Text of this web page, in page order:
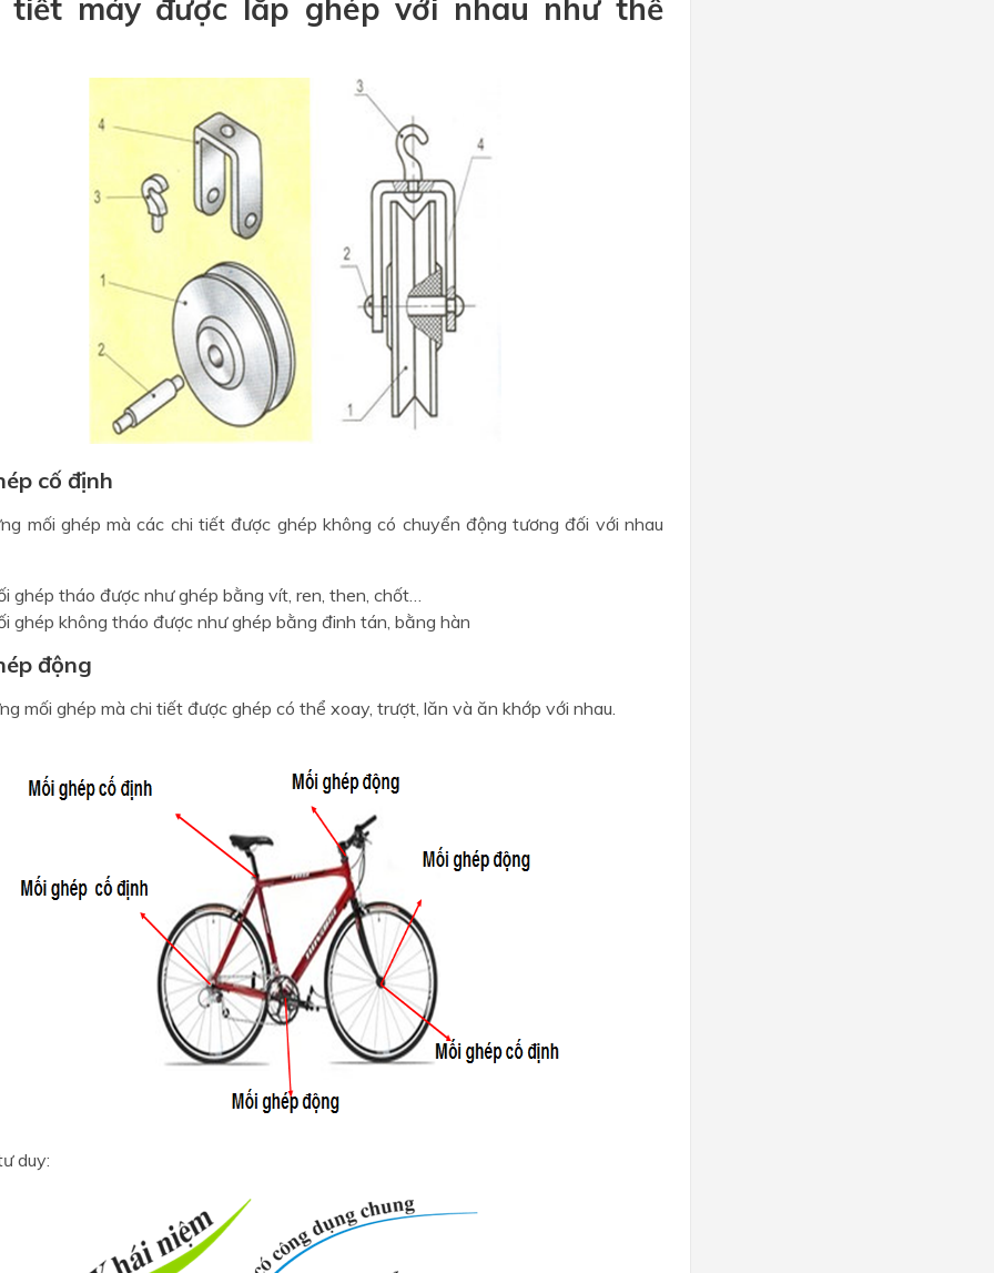
tiết máy được lắp ghép với nhau như thế
cố định
mối ghép mà các chi tiết được ghép không có chuyển động tương đối với nhau
ghép tháo được như ghép bằng vít, ren, then, chốt…
ghép không tháo được như ghép bằng đinh tán, bằng hàn
động
mối ghép mà chi tiết được ghép có thể xoay, trượt, lăn và ăn khớp với nhau.
duy: